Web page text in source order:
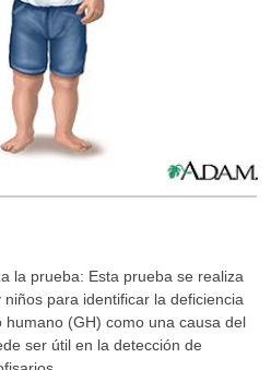
la prueba: Esta prueba se realiza
para identificar la deficiencia
(GH) como una causa del
ser útil en la detección de